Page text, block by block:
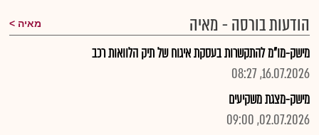
הודעות בורסה - מאיה מאיה
מישק-מו"מ להתקשרות בעסקת איגוח של תיק הלוואות רכב
16.07.2026, 08:27
מישק-מצגת משקיעים
02.07.2026, 09:00